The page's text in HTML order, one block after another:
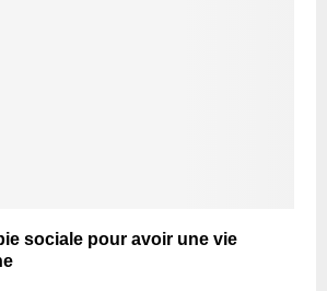
sociale pour avoir une vie